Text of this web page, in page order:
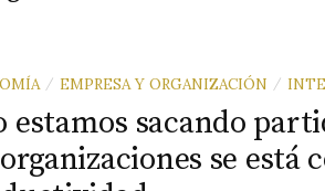
/ EMPRESA Y ORGANIZACIÓN /
estamos sacando
se está